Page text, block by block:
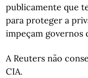
publicamente que
para proteger a
impeçam governos
A Reuters não
CIA.